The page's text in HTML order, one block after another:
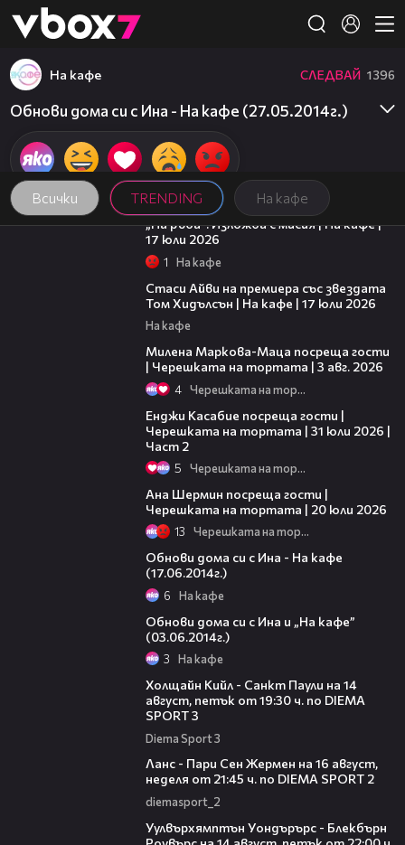
👾
Всички TRENDING На кафе
На кафе СЛЕДВАЙ 1396
Обнови дома си с Ина - На кафе (27.05.2014г.)
09:09
„На ръба“: Изложба с мисия | На кафе |
17 юли 2026
1 На кафе
Стаси Айви на премиера със звездата
Том Хидълсън | На кафе | 17 юли 2026
На кафе
Милена Маркова-Маца посреща гости
| Черешката на тортата | 3 авг. 2026
4 Черешката на тортата
Енджи Касабие посреща гости |
Черешката на тортата | 31 юли 2026 |
Част 2
5 Черешката на тортата
Ана Шермин посреща гости |
Черешката на тортата | 20 юли 2026
13 Черешката на тортата
Обнови дома си с Ина - На кафе
(17.06.2014г.)
6 На кафе
Обнови дома си с Ина и „На кафе”
(03.06.2014г.)
3 На кафе
Холщайн Кийл - Санкт Паули на 14
август, петък от 19:30 ч. по DIEMA
SPORT 3
Diema Sport 3
Ланс - Пари Сен Жермен на 16 август,
неделя от 21:45 ч. по DIEMA SPORT 2
diemasport_2
Уулвърхямптън Уондърърс - Блекбърн